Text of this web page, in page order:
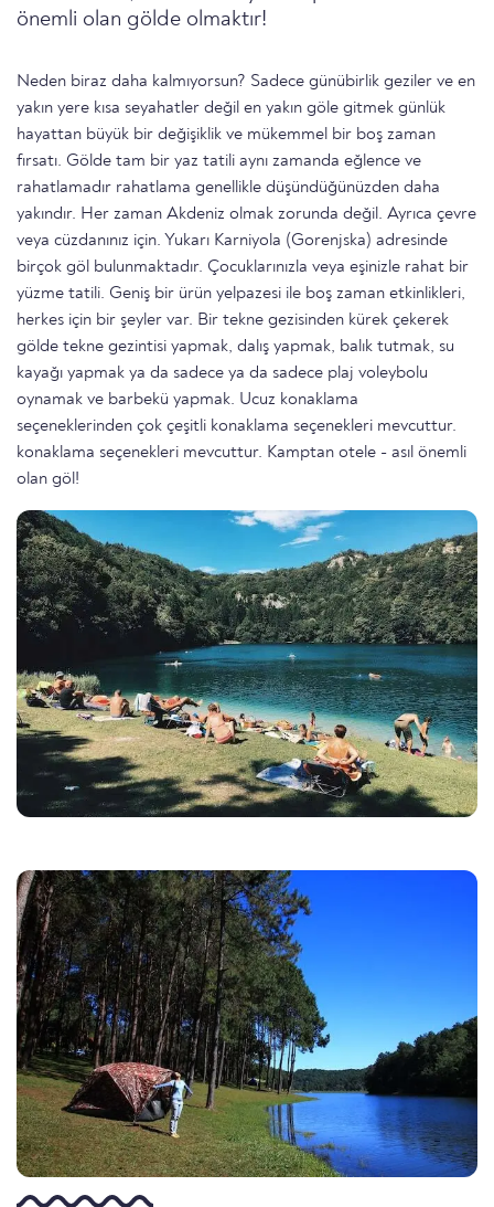
önemli olan gölde olmaktır!
Neden biraz daha kalmıyorsun? Sadece günübirlik geziler ve en
yakın yere kısa seyahatler değil en yakın göle gitmek günlük
hayattan büyük bir değişiklik ve mükemmel bir boş zaman
fırsatı. Gölde tam bir yaz tatili aynı zamanda eğlence ve
rahatlamadır rahatlama genellikle düşündüğünüzden daha
yakındır. Her zaman Akdeniz olmak zorunda değil. Ayrıca çevre
veya cüzdanınız için. Yukarı Karniyola (Gorenjska) adresinde
birçok göl bulunmaktadır. Çocuklarınızla veya eşinizle rahat bir
yüzme tatili. Geniş bir ürün yelpazesi ile boş zaman etkinlikleri,
herkes için bir şeyler var. Bir tekne gezisinden kürek çekerek
gölde tekne gezintisi yapmak, dalış yapmak, balık tutmak, su
kayağı yapmak ya da sadece ya da sadece plaj voleybolu
oynamak ve barbekü yapmak. Ucuz konaklama
seçeneklerinden çok çeşitli konaklama seçenekleri mevcuttur.
konaklama seçenekleri mevcuttur. Kamptan otele - asıl önemli
olan göl!